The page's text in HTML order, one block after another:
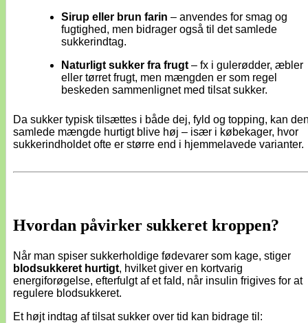
Sirup eller brun farin – anvendes for smag og
fugtighed, men bidrager også til det samlede
sukkerindtag.
Naturligt sukker fra frugt – fx i gulerødder, æbler
eller tørret frugt, men mængden er som regel
beskeden sammenlignet med tilsat sukker.
Da sukker typisk tilsættes i både dej, fyld og topping, kan
samlede mængde hurtigt blive høj – især i købekager, hvor
sukkerindholdet ofte er større end i hjemmelavede varianter.
Hvordan påvirker sukkeret kroppen?
Når man spiser sukkerholdige fødevarer som kage, stiger
blodsukkeret hurtigt, hvilket giver en kortvarig
energiforøgelse, efterfulgt af et fald, når insulin frigives for at
regulere blodsukkeret.
Et højt indtag af tilsat sukker over tid kan bidrage til: